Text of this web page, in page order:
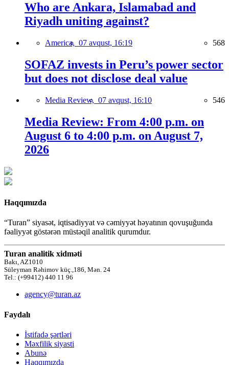
Who are Ankara, Islamabad and
Riyadh uniting against?
America, 07 avqust, 16:19 568
SOFAZ invests in Peru’s power sector
but does not disclose deal value
Media Review, 07 avqust, 16:10 546
Media Review: From 4:00 p.m. on
August 6 to 4:00 p.m. on August 7,
2026
Haqqımızda
“Turan” siyasət, iqtisadiyyat və cəmiyyət həyatının qovuşuğunda
fəaliyyət göstərən müstəqil analitik qurumdur.
Turan analitik xidməti
Bakı, AZ1010
Süleyman Rəhimov küç.,186, Mən. 24
Tel.: (+99412) 440 11 96
agency@turan.az
Faydalı
İstifadə şərtləri
Məxfilik siyasti
Abunə
Haqqımızda